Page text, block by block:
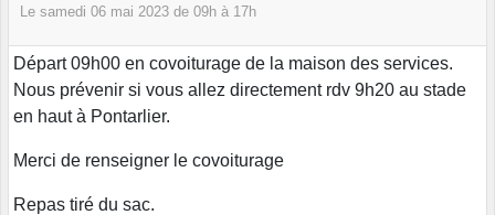
Le samedi 06 mai 2023 de 09h à 17h
Départ 09h00 en covoiturage de la maison des services.
Nous prévenir si vous allez directement rdv 9h20 au stade
en haut à Pontarlier.
Merci de renseigner le covoiturage
Repas tiré du sac.